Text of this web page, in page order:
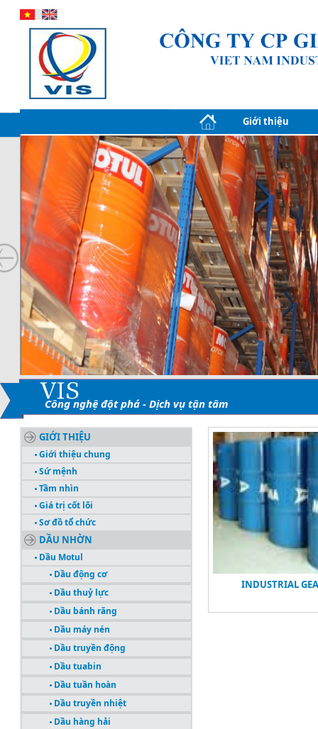
Giới thiệu
Công nghệ đột phá - Dịch vụ tận tâm
GIỚI THIỆU
Giới thiệu chung
Sứ mệnh
Tầm nhìn
Giá trị cốt lõi
Sơ đồ tổ chức
DẦU NHỜN
Dầu Motul
Dầu động cơ
Dầu thuỷ lực
Dầu bánh răng
Dầu máy nén
Dầu truyền động
Dầu tuabin
Dầu tuần hoàn
Dầu truyền nhiệt
Dầu hàng hải
INDUSTRIAL